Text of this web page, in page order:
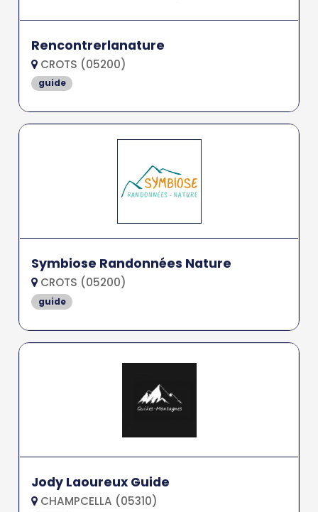
Rencontrerlanature
CROTS (05200)
guide
Symbiose Randonnées Nature
CROTS (05200)
guide
Jody Laoureux Guide
CHAMPCELLA (05310)